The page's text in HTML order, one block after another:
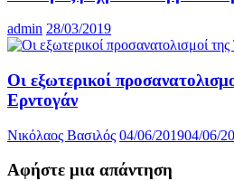
admin 28/03/2019
Οι εξωτερικοί
Ερντογάν
Νικόλαος Βασιλός 04/06/201904/06/
Αφήστε μια απάντηση